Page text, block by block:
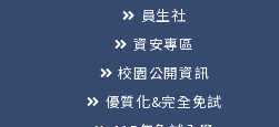
員生社
資安專區
校園公開資訊
優質化&完全免試